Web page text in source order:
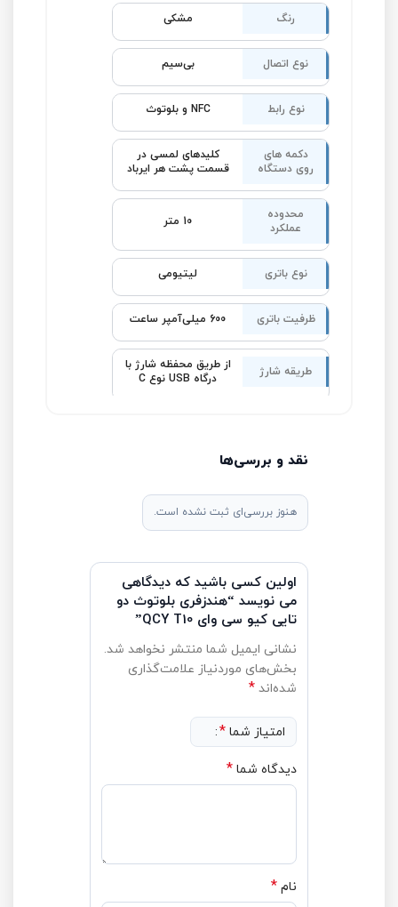
رنگ مشکی
نوع اتصال بی‌سیم
نوع رابط NFC و بلوتوث
دکمه های
روی دستگاه
کلیدهای لمسی در
قسمت پشت هر ایرباد
محدوده
عملکرد
10 متر
نوع باتری لیتیومی
ظرفیت باتری 600 میلی‌آمپر ساعت
طریقه شارژ
از طریق محفظه شارژ با
درگاه USB نوع C
نقد و بررسی‌ها
هنوز بررسی‌ای ثبت نشده است.
اولین کسی باشید که دیدگاهی
می نویسد “هندزفری بلوتوث دو
تایی کیو سی وای QCY T10”
نشانی ایمیل شما منتشر نخواهد شد.
بخش‌های موردنیاز علامت‌گذاری
شده‌اند *
امتیاز شما *
دیدگاه شما *
نام *